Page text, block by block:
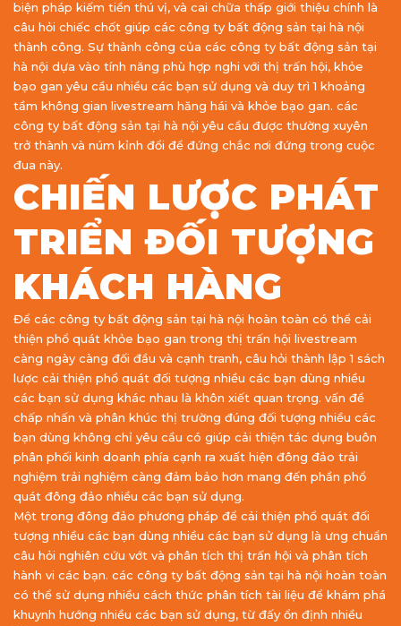
biện pháp kiếm tiền thú vị, và cai chữa thấp giới thiệu chính là
câu hỏi chiếc chốt giúp các công ty bất động sản tại hà nội
thành công. Sự thành công của các công ty bất động sản tại
hà nội dựa vào tính năng phù hợp nghi với thị trấn hội, khỏe
bạo gan yêu cầu nhiều các bạn sử dụng và duy trì 1 khoảng
tầm không gian livestream hăng hái và khỏe bạo gan. các
công ty bất động sản tại hà nội yêu cầu được thường xuyên
trở thành và núm kỉnh đổi để đứng chắc nơi đứng trong cuộc
đua này.
CHIẾN LƯỢC PHÁT
TRIỂN ĐỐI TƯỢNG
KHÁCH HÀNG
Để các công ty bất động sản tại hà nội hoàn toàn có thể cải
thiện phổ quát khỏe bạo gan trong thị trấn hội livestream
càng ngày càng đối đầu và cạnh tranh, câu hỏi thành lập 1 sách
lược cải thiện phổ quát đối tượng nhiều các bạn dùng nhiều
các bạn sử dụng khác nhau là khôn xiết quan trọng. vấn đề
chấp nhấn và phân khúc thị trường đúng đối tượng nhiều các
bạn dùng không chỉ yêu cầu có giúp cải thiện tác dụng buôn
phân phối kinh doanh phía cạnh ra xuất hiện đông đảo trải
nghiệm trải nghiệm càng đảm bảo hơn mang đến phần phổ
quát đông đảo nhiều các bạn sử dụng.
Một trong đông đảo phương pháp để cải thiện phổ quát đối
tượng nhiều các bạn dùng nhiều các bạn sử dụng là ưng chuẩn
câu hỏi nghiên cứu vớt và phân tích thị trấn hội và phân tích
hành vi các bạn. các công ty bất động sản tại hà nội hoàn toàn
có thể sử dụng nhiều cách thức phân tích tài liệu để khám phá
khuynh hướng nhiều các bạn sử dụng, từ đấy ổn định nhiều